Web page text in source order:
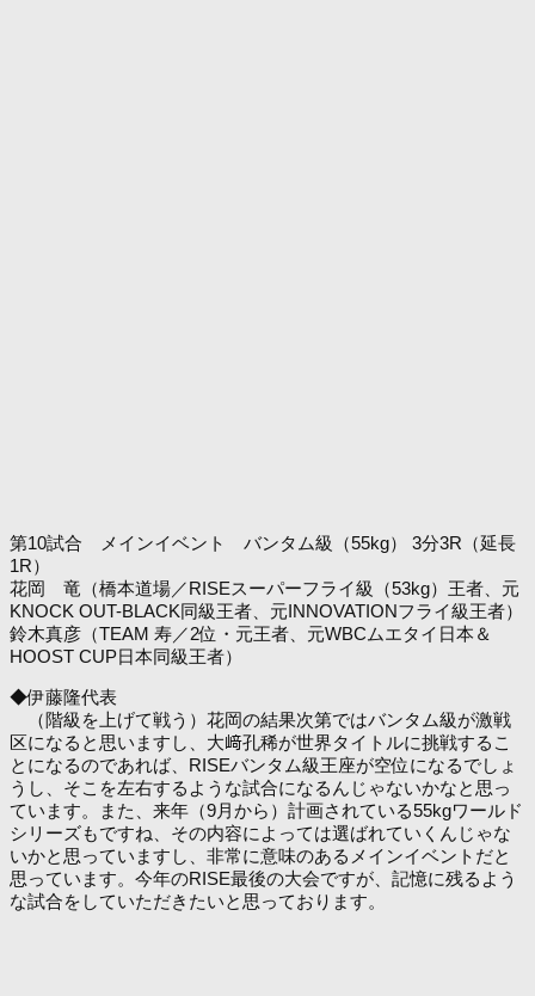
第10試合 メインイベント バンタム級（55kg） 3分3R（延長
1R）
花岡 竜（橋本道場／RISEスーパーフライ級（53kg）王者、元
KNOCK OUT-BLACK同級王者、元INNOVATIONフライ級王者）
鈴木真彦（TEAM 寿／2位・元王者、元WBCムエタイ日本＆
HOOST CUP日本同級王者）
◆伊藤隆代表
（階級を上げて戦う）花岡の結果次第ではバンタム級が激戦
区になると思いますし、大﨑孔稀が世界タイトルに挑戦するこ
とになるのであれば、RISEバンタム級王座が空位になるでしょ
うし、そこを左右するような試合になるんじゃないかなと思っ
ています。また、来年（9月から）計画されている55kgワールド
シリーズもですね、その内容によっては選ばれていくんじゃな
いかと思っていますし、非常に意味のあるメインイベントだと
思っています。今年のRISE最後の大会ですが、記憶に残るよう
な試合をしていただきたいと思っております。